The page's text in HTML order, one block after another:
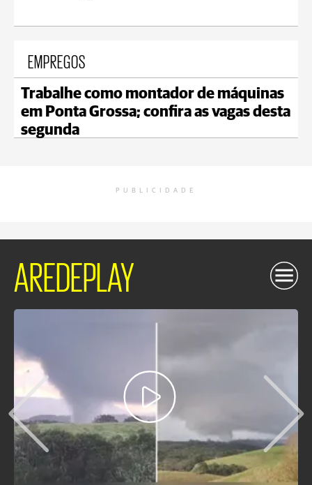
EMPREGOS
Trabalhe como montador de máquinas
em Ponta Grossa; confira as vagas desta
segunda
PUBLICIDADE
AREDEPLAY